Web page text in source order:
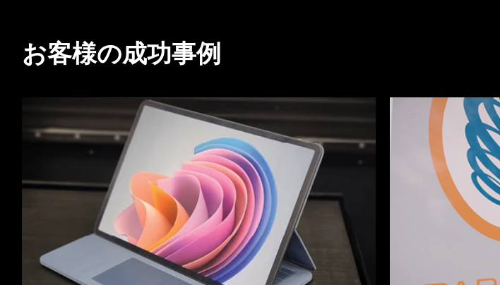
お客様の成功事例